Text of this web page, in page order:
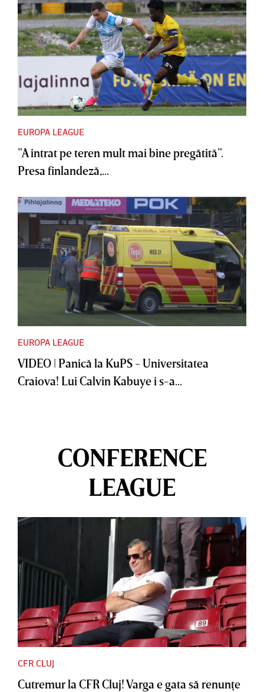
EUROPA LEAGUE
”A intrat pe teren mult mai bine pregătită”.
Presa finlandeză,...
EUROPA LEAGUE
VIDEO | Panică la KuPS - Universitatea
Craiova! Lui Calvin Kabuye i s-a...
CONFERENCE
LEAGUE
CFR CLUJ
Cutremur la CFR Cluj! Varga e gata să renunţe